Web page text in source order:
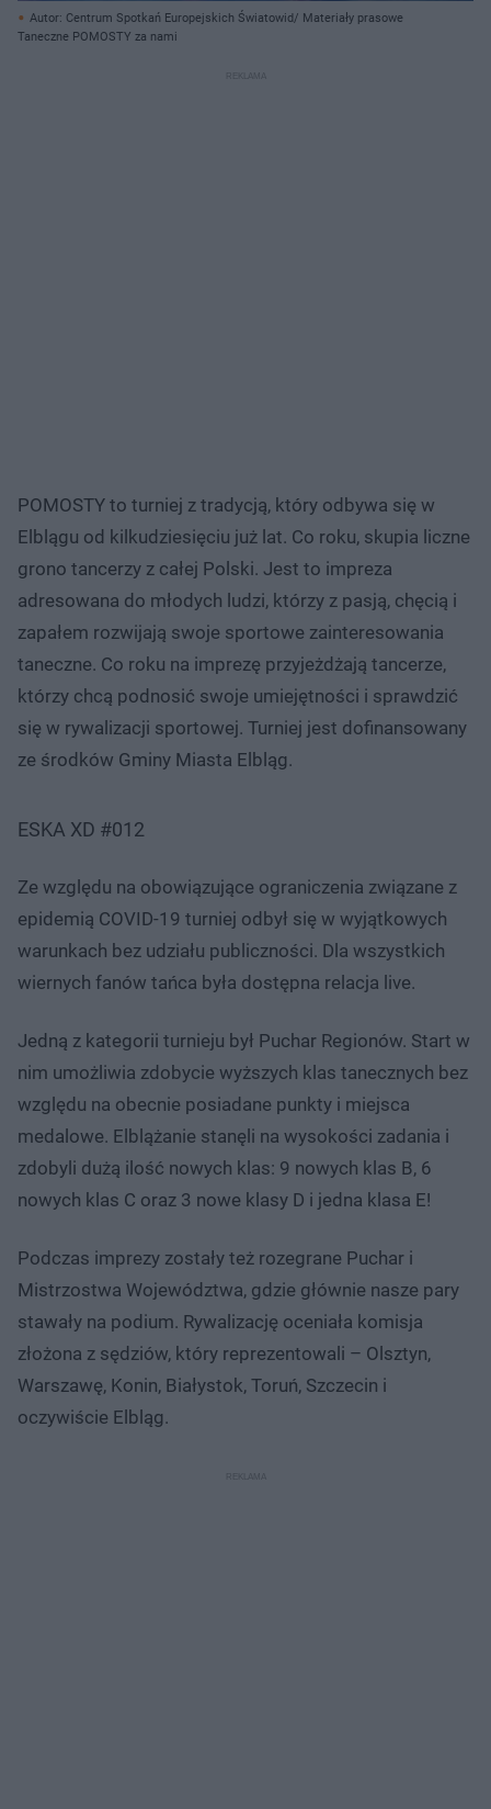
Autor: Centrum Spotkań Europejskich Światowid/ Materiały prasowe
Taneczne POMOSTY za nami
POMOSTY to turniej z tradycją, który odbywa się w
Elblągu od kilkudziesięciu już lat. Co roku, skupia liczne
grono tancerzy z całej Polski. Jest to impreza
adresowana do młodych ludzi, którzy z pasją, chęcią i
zapałem rozwijają swoje sportowe zainteresowania
taneczne. Co roku na imprezę przyjeżdżają tancerze,
którzy chcą podnosić swoje umiejętności i sprawdzić
się w rywalizacji sportowej. Turniej jest dofinansowany
ze środków Gminy Miasta Elbląg.
ESKA XD #012
Ze względu na obowiązujące ograniczenia związane z
epidemią COVID-19 turniej odbył się w wyjątkowych
warunkach bez udziału publiczności. Dla wszystkich
wiernych fanów tańca była dostępna relacja live.
Jedną z kategorii turnieju był Puchar Regionów. Start w
nim umożliwia zdobycie wyższych klas tanecznych bez
względu na obecnie posiadane punkty i miejsca
medalowe. Elblążanie stanęli na wysokości zadania i
zdobyli dużą ilość nowych klas: 9 nowych klas B, 6
nowych klas C oraz 3 nowe klasy D i jedna klasa E!
Podczas imprezy zostały też rozegrane Puchar i
Mistrzostwa Województwa, gdzie głównie nasze pary
stawały na podium. Rywalizację oceniała komisja
złożona z sędziów, który reprezentowali – Olsztyn,
Warszawę, Konin, Białystok, Toruń, Szczecin i
oczywiście Elbląg.